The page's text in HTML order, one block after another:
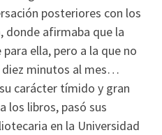
posteriores con los
donde afirmaba que la
ella, pero a la que no
diez minutos al mes…
carácter tímido y gran
los libros, pasó sus
en la Universidad